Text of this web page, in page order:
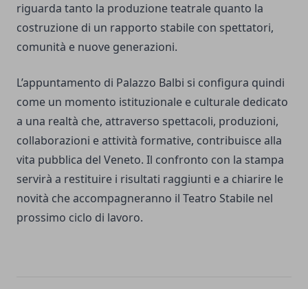
riguarda tanto la produzione teatrale quanto la
costruzione di un rapporto stabile con spettatori,
comunità e nuove generazioni.
L’appuntamento di Palazzo Balbi si configura quindi
come un momento istituzionale e culturale dedicato
a una realtà che, attraverso spettacoli, produzioni,
collaborazioni e attività formative, contribuisce alla
vita pubblica del Veneto. Il confronto con la stampa
servirà a restituire i risultati raggiunti e a chiarire le
novità che accompagneranno il Teatro Stabile nel
prossimo ciclo di lavoro.